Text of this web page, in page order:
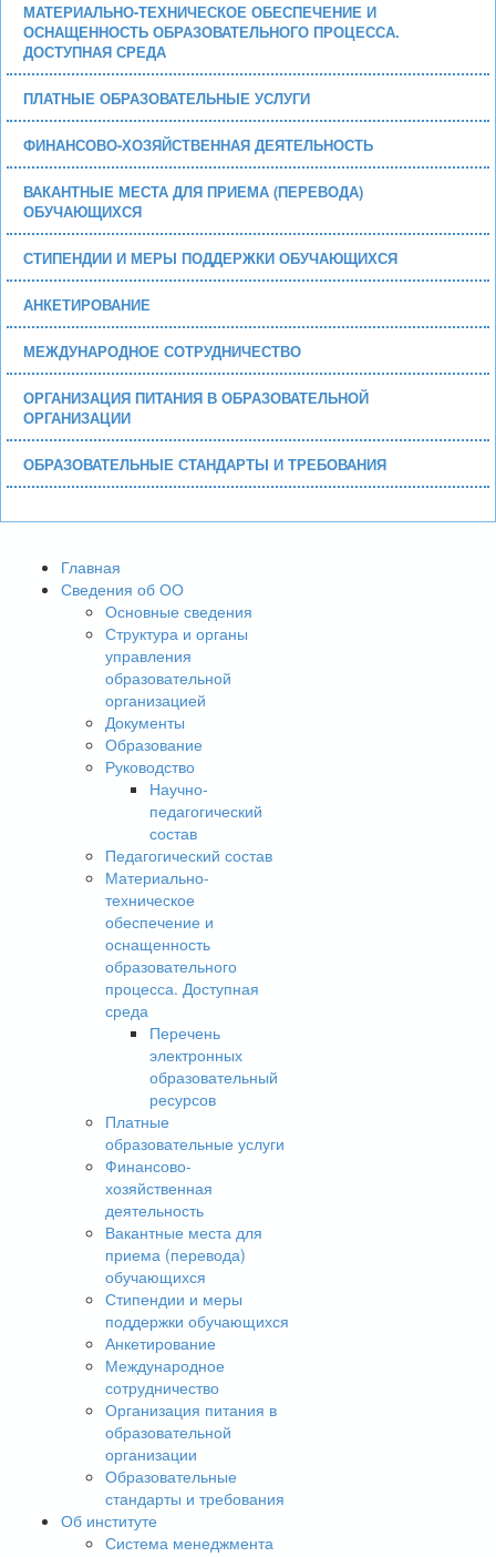
МАТЕРИАЛЬНО-ТЕХНИЧЕСКОЕ ОБЕСПЕЧЕНИЕ И
ОСНАЩЕННОСТЬ ОБРАЗОВАТЕЛЬНОГО ПРОЦЕССА.
ДОСТУПНАЯ СРЕДА
ПЛАТНЫЕ ОБРАЗОВАТЕЛЬНЫЕ УСЛУГИ
ФИНАНСОВО-ХОЗЯЙСТВЕННАЯ ДЕЯТЕЛЬНОСТЬ
ВАКАНТНЫЕ МЕСТА ДЛЯ ПРИЕМА (ПЕРЕВОДА)
ОБУЧАЮЩИХСЯ
СТИПЕНДИИ И МЕРЫ ПОДДЕРЖКИ ОБУЧАЮЩИХСЯ
АНКЕТИРОВАНИЕ
МЕЖДУНАРОДНОЕ СОТРУДНИЧЕСТВО
ОРГАНИЗАЦИЯ ПИТАНИЯ В ОБРАЗОВАТЕЛЬНОЙ
ОРГАНИЗАЦИИ
ОБРАЗОВАТЕЛЬНЫЕ СТАНДАРТЫ И ТРЕБОВАНИЯ
Главная
Сведения об ОО
Основные сведения
Структура и органы
управления
образовательной
организацией
Документы
Образование
Руководство
Научно-
педагогический
состав
Педагогический состав
Материально-
техническое
обеспечение и
оснащенность
образовательного
процесса. Доступная
среда
Перечень
электронных
образовательный
ресурсов
Платные
образовательные услуги
Финансово-
хозяйственная
деятельность
Вакантные места для
приема (перевода)
обучающихся
Стипендии и меры
поддержки обучающихся
Анкетирование
Международное
сотрудничество
Организация питания в
образовательной
организации
Образовательные
стандарты и требования
Об институте
Система менеджмента